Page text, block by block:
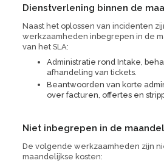
Dienstverlening binnen de
Naast het oplossen van incidenten
werkzaamheden inbegrepen in de
van het SLA:
Administratie rond Intake,
afhandeling van tickets.
Beantwoorden van korte
over facturen, offertes en
Niet inbegrepen in de
De volgende werkzaamheden zijn
maandelijkse kosten: